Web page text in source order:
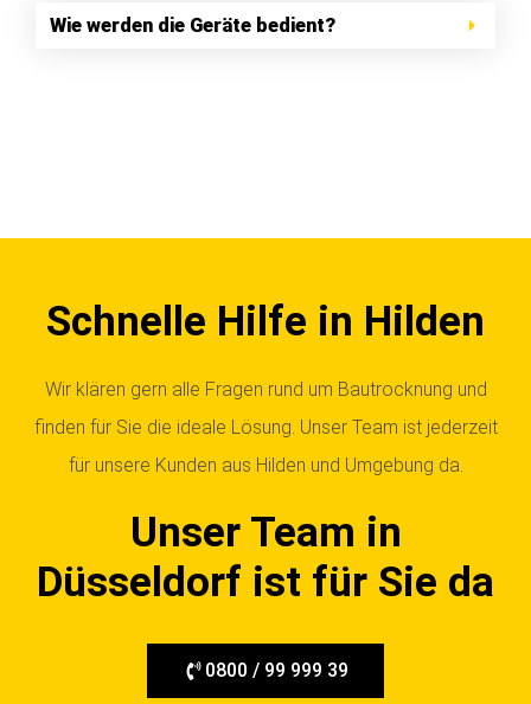
Wie werden die Geräte bedient?
Schnelle Hilfe in Hilden
Wir klären gern alle Fragen rund um Bautrocknung und
finden für Sie die ideale Lösung. Unser Team ist jederzeit
für unsere Kunden aus Hilden und Umgebung da.
Unser Team in
Düsseldorf ist für Sie da
0800 / 99 999 39